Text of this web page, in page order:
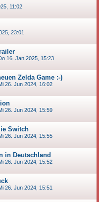
11:02
23:01
16. Jan 2025, 15:23
Zelda Game :-)
26. Jun 2024, 16:02
26. Jun 2024, 15:59
Switch
26. Jun 2024, 15:55
in Deutschland
26. Jun 2024, 15:52
26. Jun 2024, 15:51